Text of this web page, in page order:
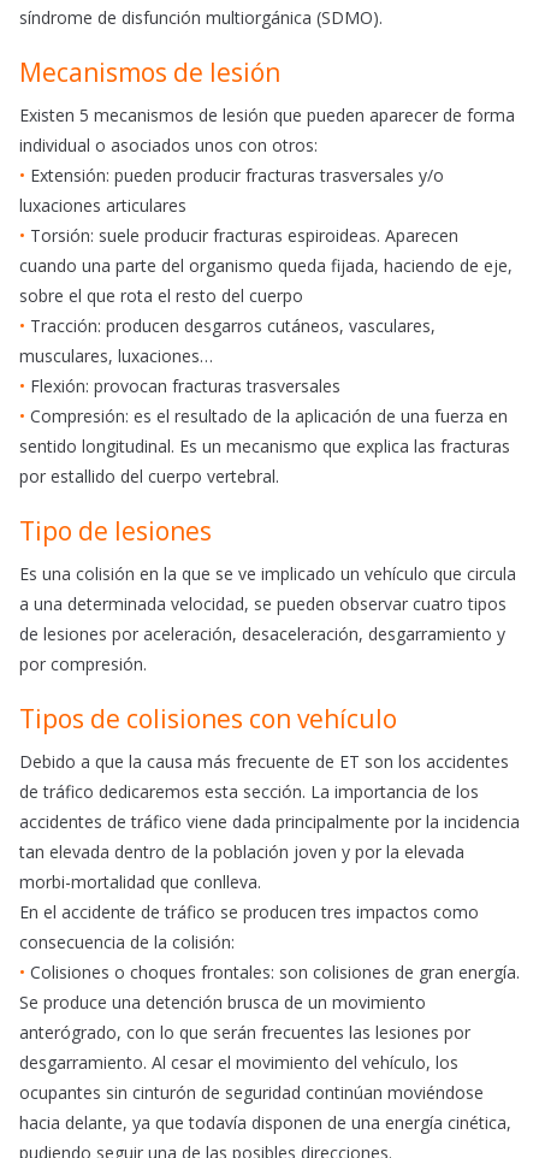
síndrome de disfunción multiorgánica (SDMO).
Mecanismos de lesión
Existen 5 mecanismos de lesión que pueden aparecer de forma
individual o asociados unos con otros:
• Extensión: pueden producir fracturas trasversales y/o
luxaciones articulares
• Torsión: suele producir fracturas espiroideas. Aparecen
cuando una parte del organismo queda fijada, haciendo de eje,
sobre el que rota el resto del cuerpo
• Tracción: producen desgarros cutáneos, vasculares,
musculares, luxaciones…
• Flexión: provocan fracturas trasversales
• Compresión: es el resultado de la aplicación de una fuerza en
sentido longitudinal. Es un mecanismo que explica las fracturas
por estallido del cuerpo vertebral.
Tipo de lesiones
Es una colisión en la que se ve implicado un vehículo que circula
a una determinada velocidad, se pueden observar cuatro tipos
de lesiones por aceleración, desaceleración, desgarramiento y
por compresión.
Tipos de colisiones con vehículo
Debido a que la causa más frecuente de ET son los accidentes
de tráfico dedicaremos esta sección. La importancia de los
accidentes de tráfico viene dada principalmente por la incidencia
tan elevada dentro de la población joven y por la elevada
morbi-mortalidad que conlleva.
En el accidente de tráfico se producen tres impactos como
consecuencia de la colisión:
• Colisiones o choques frontales: son colisiones de gran energía.
Se produce una detención brusca de un movimiento
anterógrado, con lo que serán frecuentes las lesiones por
desgarramiento. Al cesar el movimiento del vehículo, los
ocupantes sin cinturón de seguridad continúan moviéndose
hacia delante, ya que todavía disponen de una energía cinética,
pudiendo seguir una de las posibles direcciones.